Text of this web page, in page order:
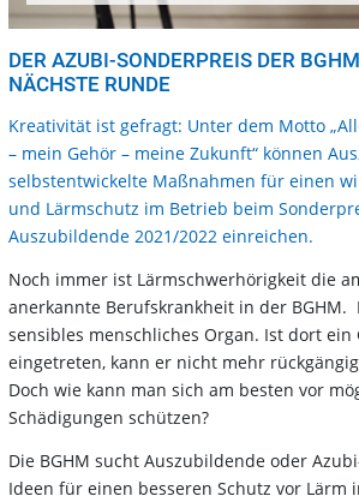
DER AZUBI-SONDERPREIS DER
NÄCHSTE RUNDE
Kreativität ist gefragt: Unter dem Motto
– mein Gehör – meine Zukunft“ können
selbstentwickelte Maßnahmen für einen
und Lärmschutz im Betrieb beim
Auszubildende 2021/2022 einreichen.
Noch immer ist Lärmschwerhörigkeit die
anerkannte Berufskrankheit in der BGHM.
sensibles menschliches Organ. Ist dort ein
eingetreten, kann er nicht mehr
Doch wie kann man sich am besten vor
Schädigungen schützen?
Die BGHM sucht Auszubildende oder
Ideen für einen besseren Schutz vor Lärm